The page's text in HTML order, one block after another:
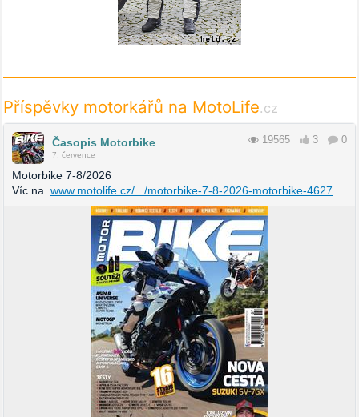
Příspěvky motorkářů na MotoLife.cz
Časopis Motorbike
7. července
19565 3 0
Motorbike 7-8/2026
Víc na www.motolife.cz/.../motorbike-7-8-2026-motorbike-4627